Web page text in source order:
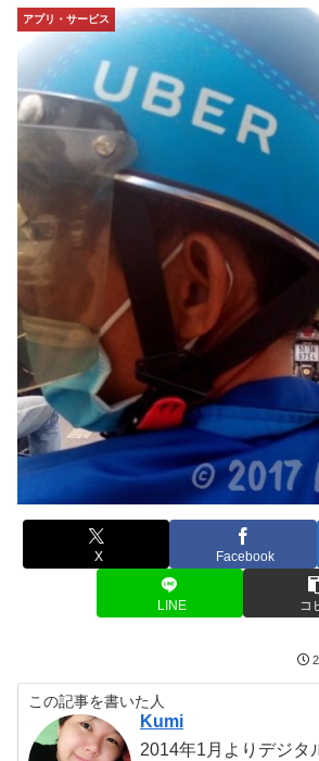
アプリ・サービス
X Facebook
LINE コ
この記事を書いた人
Kumi
2014年1月よりデジタ